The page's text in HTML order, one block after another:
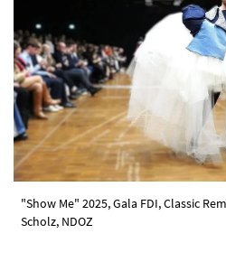
"Show Me" 2025, Gala FDI, Classic
Scholz, NDOZ